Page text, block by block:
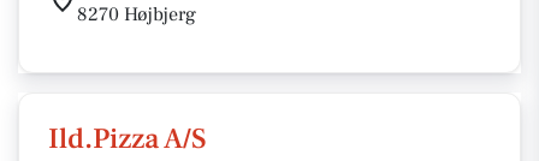
8270 Højbjerg
Ild.Pizza A/S